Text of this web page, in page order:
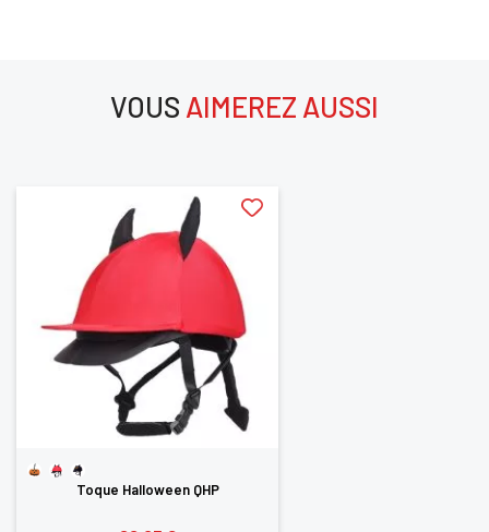
VOUS AIMEREZ AUSSI
Toque Halloween QHP
CONNECTER